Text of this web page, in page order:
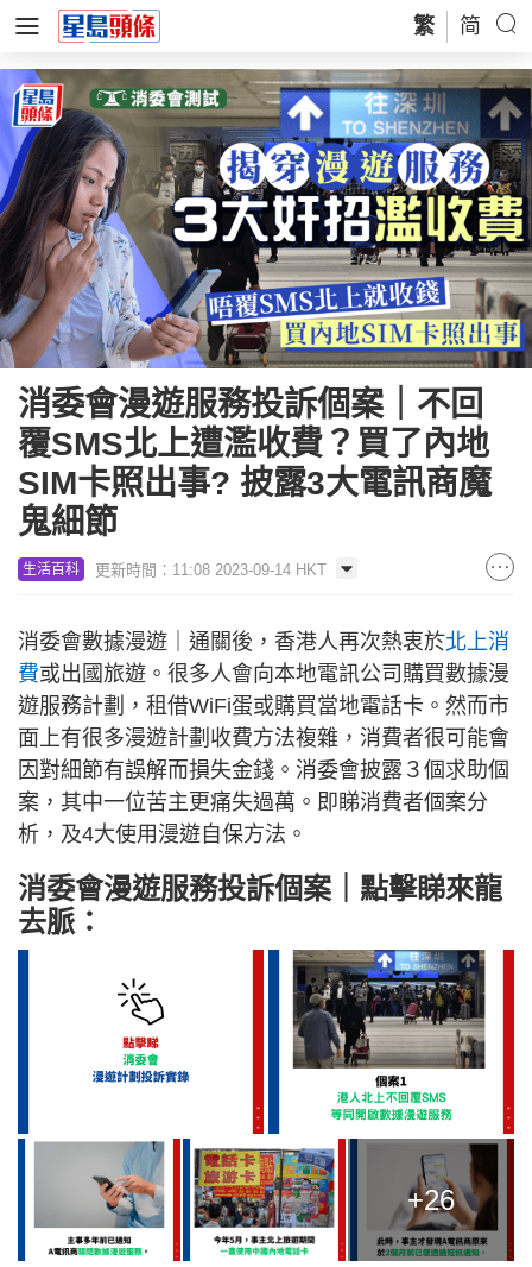
繁 简
消委會漫遊服務投訴個案｜不回
覆SMS北上遭濫收費？買了內地
SIM卡照出事? 披露3大電訊商魔
鬼細節
生活百科 更新時間：11:08 2023-09-14 HKT
消委會數據漫遊｜通關後，香港人再次熱衷於北上消
費或出國旅遊。很多人會向本地電訊公司購買數據漫
遊服務計劃，租借WiFi蛋或購買當地電話卡。然而市
面上有很多漫遊計劃收費方法複雜，消費者很可能會
因對細節有誤解而損失金錢。消委會披露３個求助個
案，其中一位苦主更痛失過萬。即睇消費者個案分
析，及4大使用漫遊自保方法。
消委會漫遊服務投訴個案｜點擊睇來龍
去脈：
+26